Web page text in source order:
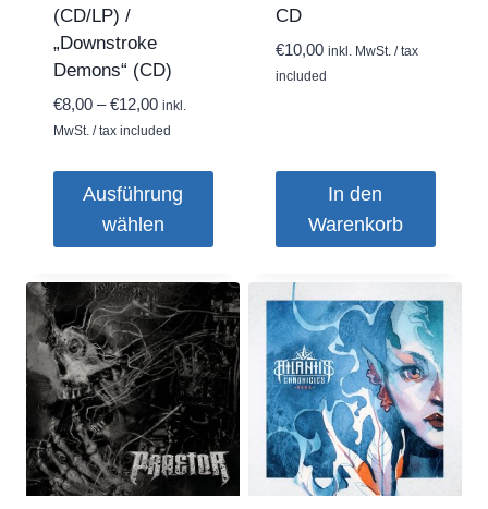
(CD/LP) /
„Downstroke
Demons“ (CD)
€8,00 –€12,00Preisspanne:
€8,00
inkl.
MwSt. / tax included
Ausführung
wählen
Produkt
weist
mehrere
Varianten
auf.
Die
Optionen
können
CD
€10,00 inkl. MwSt. / tax
included
In den
Warenkorb